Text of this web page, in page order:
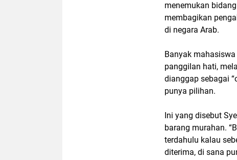
menemukan
membagikan
di negara Arab.
Banyak
panggilan hati,
dianggap sebagai
punya pilihan.
Ini yang disebut
barang murahan.
terdahulu kalau
diterima, di sana